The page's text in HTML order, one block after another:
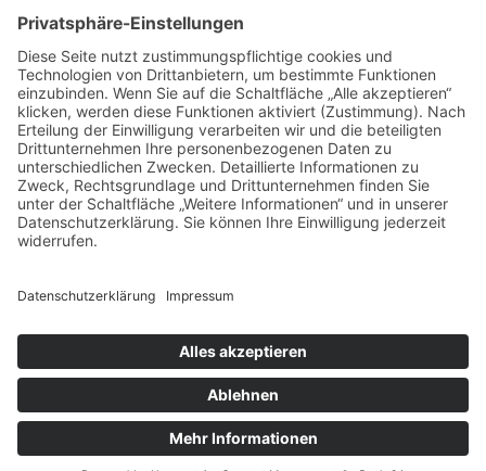
Randstr. 28
47804 Krefeld
+49 176 58266120
+49 176 58266120
+48 609 953 066
info@kotarek.com
Verpackungsregister LUCID: DE2926643562464